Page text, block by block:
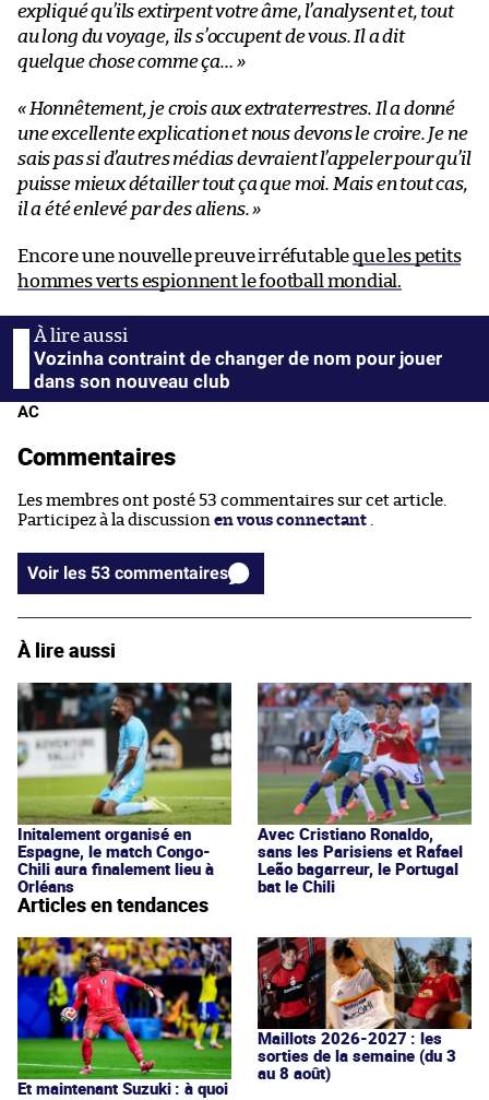
expliqué qu’ils extirpent votre âme, l’analysent et, tout
au long du voyage, ils s’occupent de vous. Il a dit
quelque chose comme ça… »
« Honnêtement, je crois aux extraterrestres. Il a donné
une excellente explication et nous devons le croire. Je ne
sais pas si d’autres médias devraient l’appeler pour qu’il
puisse mieux détailler tout ça que moi. Mais en tout cas,
il a été enlevé par des aliens. »
Encore une nouvelle preuve irréfutableque les petits
hommes verts espionnent le football mondial.
Vozinha contraint de changer de nom pour jouer
dans son nouveau club
AC
Commentaires
Les membres ont posté 53 commentaires sur cet article.
Participez à la discussion en vous connectant
Voir les 53 commentaires
À lire aussi
Initalement organisé en
Espagne, le match Congo-
Chili aura finalement lieu à
Orléans
Avec Cristiano Ronaldo,
sans les Parisiens et Rafael
Leão bagarreur, le Portugal
bat le Chili
Articles en tendances
Et maintenant Suzuki : à quoi
Maillots 2026-2027 : les
sorties de la semaine (du 3
au 8 août)